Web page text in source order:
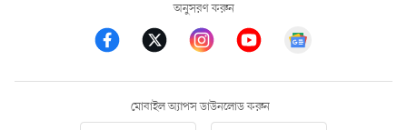
অনুসরণ করুন
মোবাইল অ্যাপস ডাউনলোড করুন